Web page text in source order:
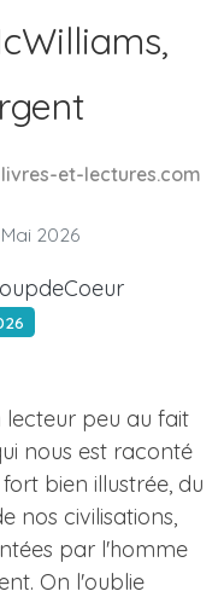
livres-et-lectures.com
2026
peu au fait
nous est raconté
bien illustrée, du
nos civilisations,
par l'homme
On l'oublie